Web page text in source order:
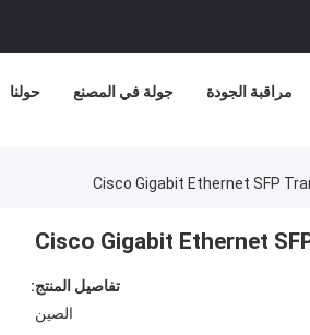
حولنا جولة في المصنع مراقبة الجودة
Cisco Gigabit Ethernet SFP
Cisco Gigabit Ethernet
تفاصيل المنتج:
الصين